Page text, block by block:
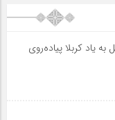
به یاد کربلا پیاده‌روی